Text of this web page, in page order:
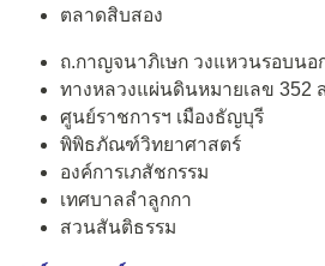
ตลาดสิบสอง
ถ.กาญจนาภิเษก วงแหวนรอบนอ
ทางหลวงแผ่นดินหมายเลข 352
ศูนย์ราชการฯ เมืองธัญบุรี
พิพิธภัณฑ์วิทยาศาสตร์
องค์การเภสัชกรรม
เทศบาลลำลูกกา
สวนสันติธรรม